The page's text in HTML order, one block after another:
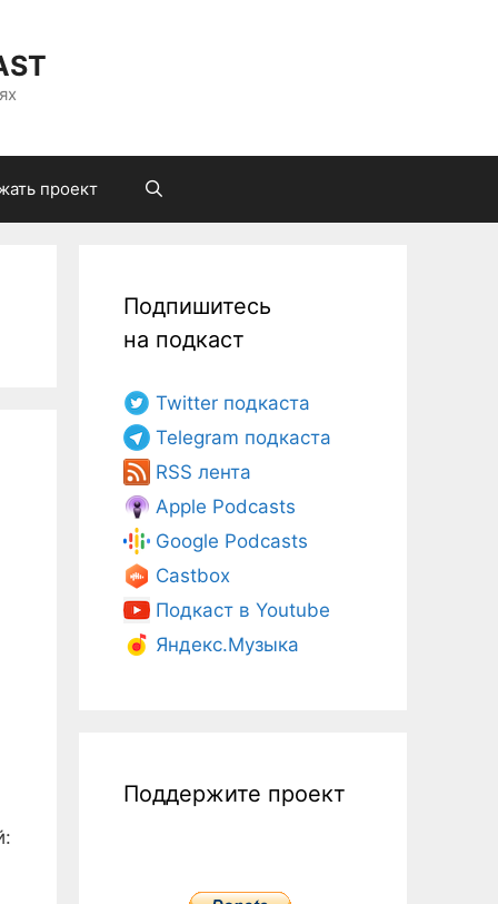
проект
Подпишитесь
на подкаст
Twitter подкаста
Telegram подкаста
RSS лента
Apple Podcasts
Google Podcasts
Castbox
Подкаст в Youtube
Яндекс.Музыка
Поддержите проект